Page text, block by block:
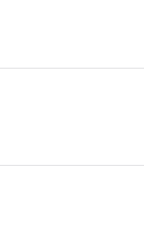
همچنین،اسپاتول محکمه
در ایران تولید می‌شود.